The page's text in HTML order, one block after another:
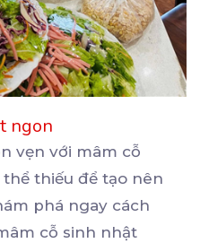
ngon
vẹn với mâm cỗ
thiếu để tạo nên
phá ngay cách
cỗ sinh nhật